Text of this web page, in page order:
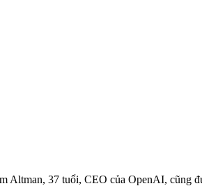
Altman, 37 tuổi, CEO của OpenAI,